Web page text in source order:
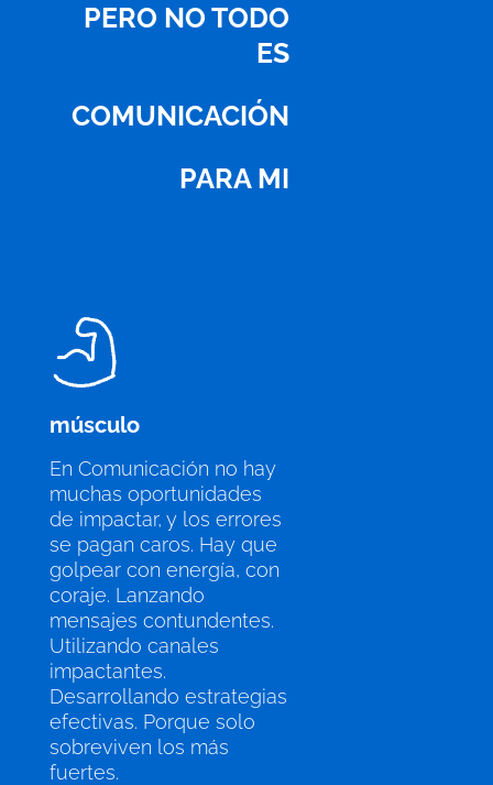
PERO NO TODO
ES
COMUNICACIÓN
PARA MI
músculo
En Comunicación no hay
muchas oportunidades
de impactar, y los errores
se pagan caros. Hay que
golpear con energía, con
coraje. Lanzando
mensajes contundentes.
Utilizando canales
impactantes.
Desarrollando estrategias
efectivas. Porque solo
sobreviven los más
fuertes.